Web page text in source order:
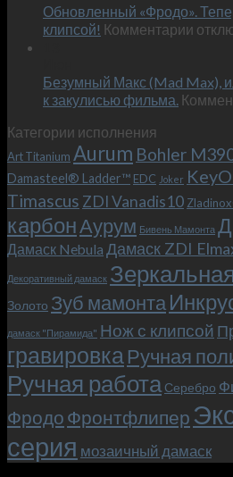
Обновленный «Фродо».
клипсой! Комментарии к
и
Безумный Макс (Mad Max),
к закулисью фильма.
Категории исполнения
Art Titanium Aurum Bohler
Damasteel® Ladder™ EDC Joker
Timascus ZDI Vanadis10
карбонАурум Бивень Мамонта
Дамаск Nebula Дамаск ZDI
Декоративный дамаск
Золото Зуб мамонта
дамаск "Пирамида" Нож с клипсой
гравировкаРучная
Ручная работа Серебро
Фродо Фронтфлипер
серия мозаичный дамаск